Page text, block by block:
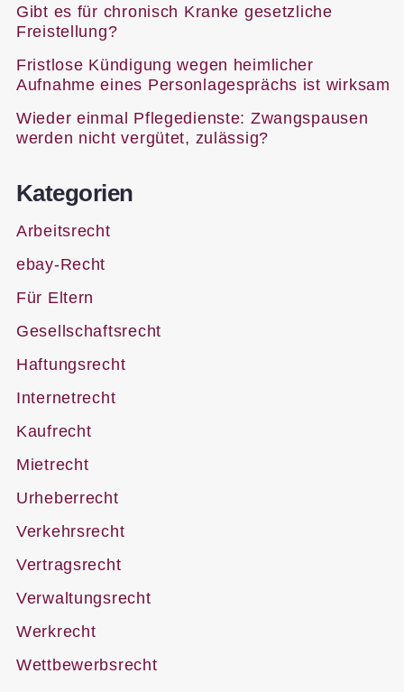
Gibt es für chronisch Kranke gesetzliche
Freistellung?
Fristlose Kündigung wegen heimlicher
Aufnahme eines Personlagesprächs ist wirksam
Wieder einmal Pflegedienste: Zwangspausen
werden nicht vergütet, zulässig?
Kategorien
Arbeitsrecht
ebay-Recht
Für Eltern
Gesellschaftsrecht
Haftungsrecht
Internetrecht
Kaufrecht
Mietrecht
Urheberrecht
Verkehrsrecht
Vertragsrecht
Verwaltungsrecht
Werkrecht
Wettbewerbsrecht